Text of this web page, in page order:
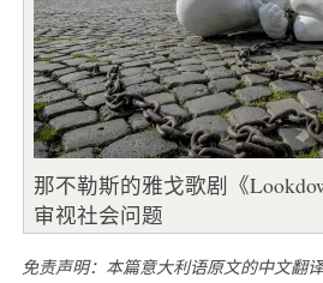
那不勒斯的雅戈歌剧《
审视社会问题
免责声明：本篇意大利语原文的中文翻